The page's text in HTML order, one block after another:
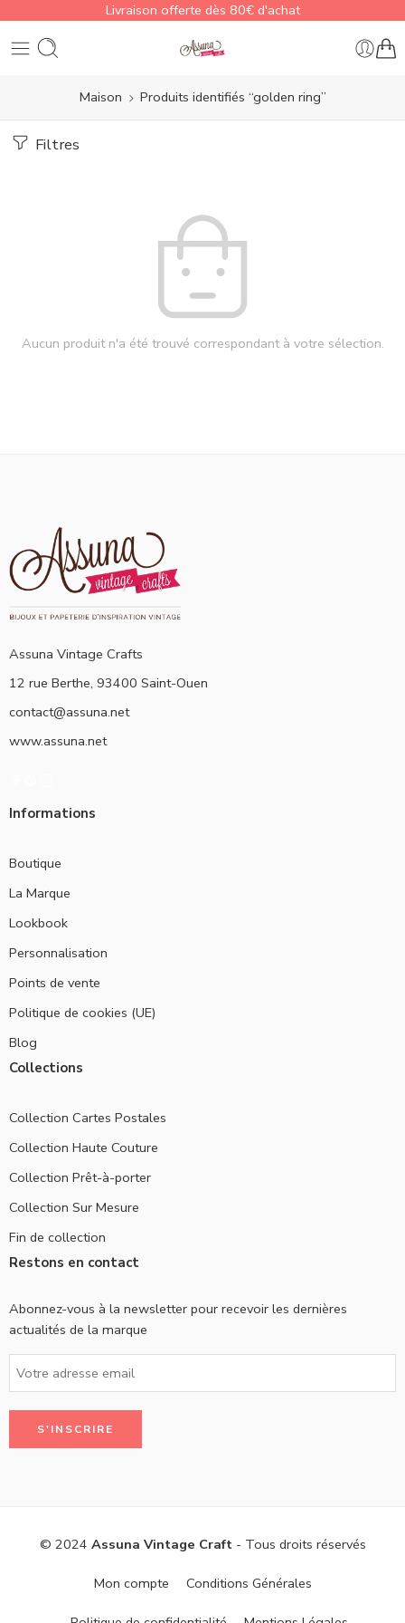
Livraison offerte dès 80€ d'achat
Maison Produits identifiés “golden ring”
Filtres
Aucun produit n'a été trouvé correspondant à votre sélection.
Assuna Vintage Crafts
12 rue Berthe, 93400 Saint-Ouen
contact@assuna.net
www.assuna.net
Informations
Boutique
La Marque
Lookbook
Personnalisation
Points de vente
Politique de cookies (UE)
Blog
Collections
Collection Cartes Postales
Collection Haute Couture
Collection Prêt-à-porter
Collection Sur Mesure
Fin de collection
Restons en contact
Abonnez-vous à la newsletter pour recevoir les dernières
actualités de la marque
© 2024 Assuna Vintage Craft- Tous droits réservés
Mon compte Conditions Générales